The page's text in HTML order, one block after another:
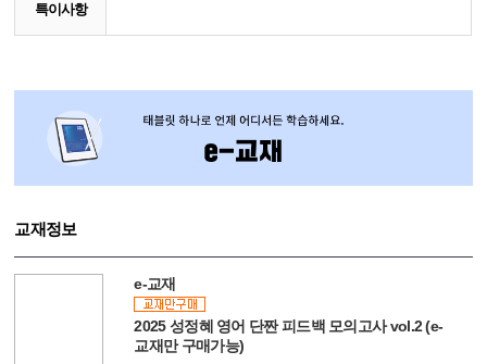
특이사항
교재정보
e-교재
2025 성정혜 영어 단짠 피드백 모의고사 vol.2 (e-
교재만 구매가능)